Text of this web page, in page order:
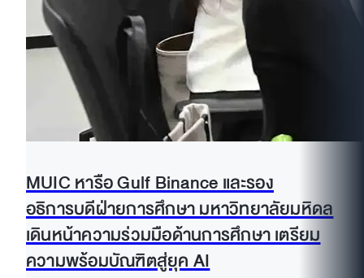
MUIC หารือ Gulf Binance และรอง
อธิการบดีฝ่ายการศึกษา มหาวิทยาลัยมหิดล
เดินหน้าความร่วมมือด้านการศึกษา เตรียม
ความพร้อมบัณฑิตสู่ยุค AI